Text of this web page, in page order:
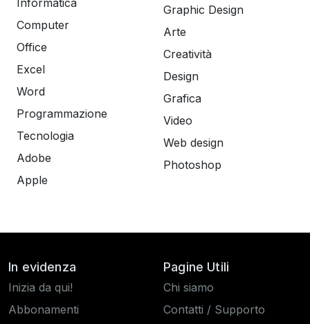
Informatica
Computer
Office
Excel
Word
Programmazione
Tecnologia
Adobe
Apple
Graphic Design
Arte
Creatività
Design
Grafica
Video
Web design
Photoshop
In evidenza
Inizia da qui!
Abbonamenti
Pagine Utili
Chi siamo
Contatti / Supporto